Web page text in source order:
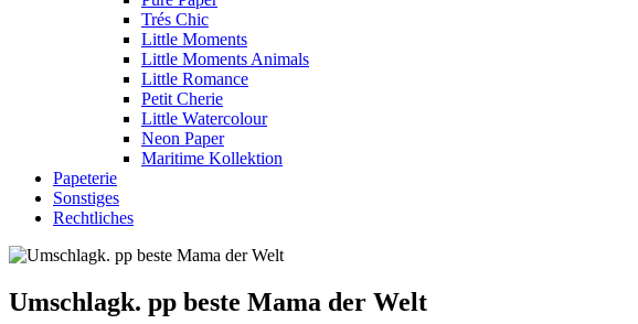
Trés Chic
Little Moments
Little Moments Animals
Little Romance
Petit Cherie
Little Watercolour
Neon Paper
Maritime Kollektion
Papeterie
Sonstiges
Rechtliches
Umschlagk. pp beste Mama der Welt